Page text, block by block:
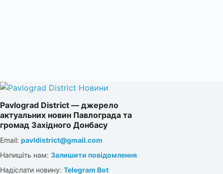
Pavlograd District — джерело
актуальних новин Павлограда та
громад Західного Донбасу
Email: pavldistrict@gmail.com
Напишіть нам: Залишити повідомлення
Надіслати новину: Telegram Bot